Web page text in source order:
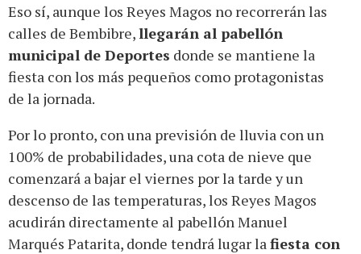
Eso sí, aunque los Reyes Magos no recorrerán las
calles de Bembibre,llegarán al pabellón
municipal de Deportes donde se mantiene la
fiesta con los más pequeños como protagonistas
de la jornada.
Por lo pronto, con una previsión de lluvia con un
100% de probabilidades, una cota de nieve que
comenzará a bajar el viernes por la tarde y un
descenso de las temperaturas, los Reyes Magos
acudirán directamente al pabellón Manuel
Marqués Patarita, donde tendrá lugar la fiesta con